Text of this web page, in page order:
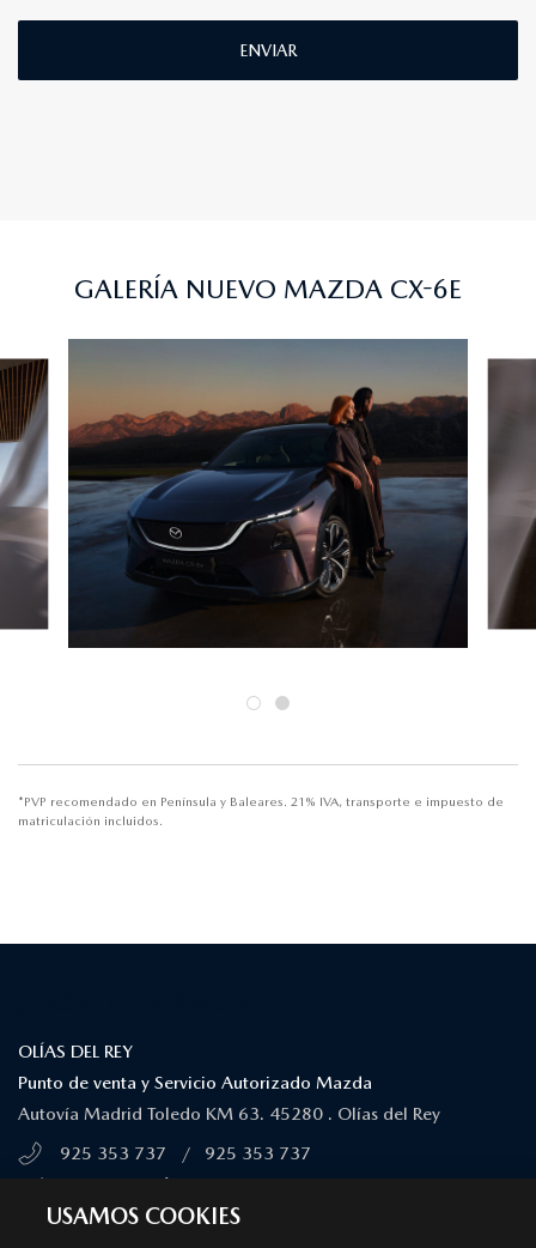
ENVIAR
GALERÍA NUEVO MAZDA CX-6E
*PVP recomendado en Península y Baleares. 21% IVA, transporte e impuesto de
matriculación incluidos.
OLÍAS DEL REY
Punto de venta y Servicio Autorizado Mazda
Autovía Madrid Toledo KM 63. 45280 . Olías del Rey
925 353 737
/
925 353 737
USAMOS COOKIES